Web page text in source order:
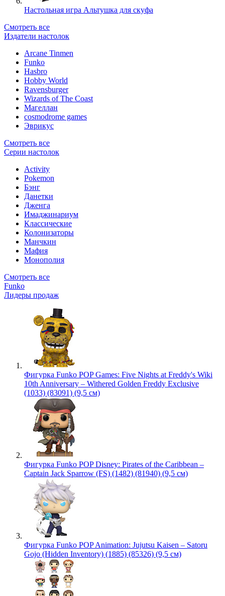
Настольная игра Альтушка для скуфа
Смотреть все
Издатели настолок
Arcane Tinmen
Funko
Hasbro
Hobby World
Ravensburger
Wizards of The Coast
Магеллан
сosmodrome games
Эврикус
Смотреть все
Серии настолок
Activity
Pokemon
Бэнг
Данетки
Дженга
Имаджинариум
Классические
Колонизаторы
Манчкин
Мафия
Монополия
Смотреть все
Funko
Лидеры продаж
Фигурка Funko POP Games: Five Nights at Freddy's Wiki
10th Anniversary – Withered Golden Freddy Exclusive
(1033) (83091) (9,5 см)
Фигурка Funko POP Disney: Pirates of the Caribbean –
Captain Jack Sparrow (FS) (1482) (81940) (9,5 см)
Фигурка Funko POP Animation: Jujutsu Kaisen – Satoru
Gojo (Hidden Inventory) (1885) (85326) (9,5 см)